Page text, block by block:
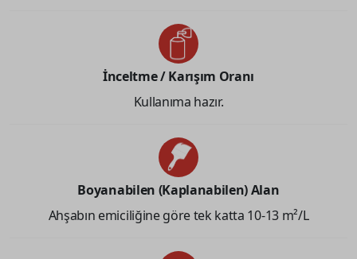
İnceltme / Karışım Oranı
Kullanıma hazır.
Boyanabilen (Kaplanabilen) Alan
Ahşabın emiciliğine göre tek katta 10-13 m²/L